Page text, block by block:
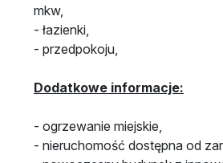
mkw,
- łazienki,
- przedpokoju,
Dodatkowe informacje:
- ogrzewanie miejskie,
- nieruchomość dostępna od